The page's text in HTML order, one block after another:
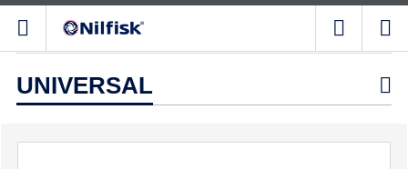
UNIVERSAL 